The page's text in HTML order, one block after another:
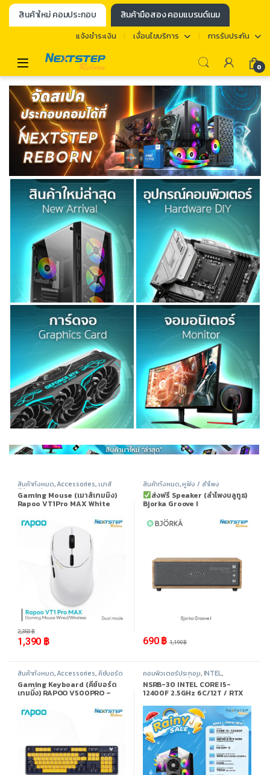
สินค้าใหม่ คอมประกอบ สินค้ามือสอง คอมแบรนด์เนม
แจ้งชำระเงิน เงื่อนไขบริการ การรับประกัน
0
สินค้าทั้งหมด,Accessories,เมาส์
(Mouse)
Gaming Mouse (เมาส์เกมมิ่ง)
Rapoo VT1Pro MAX White
Wired/Wireless
-41%
1,390 ฿
2,350฿
สินค้าทั้งหมด,หูฟัง / ลำโพง
ส่งฟรี Speaker (ลำโพงบลูทูธ)
Bjorka Groove I
690 ฿ 1,190฿
สินค้าทั้งหมด,Accessories,คีย์บอร์ด
Gaming Keyboard (คีย์บอร์ด
เกมมิ่ง) RAPOO V500PRO –
คอมพิวเตอร์ประกอบ,INTEL,
สินค้าทั้งหมด
NSRB-30 INTEL CORE I5-
12400F 2.5GHz 6C/12T / RTX
M.2 512GB